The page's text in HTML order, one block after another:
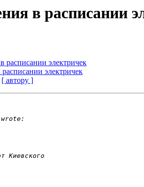
в расписании
расписании электричек
электричек
[ автору ]